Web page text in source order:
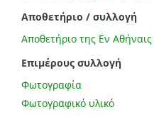
Αποθετήριο / συλλογή
Αποθετήριο της Εν Αθήναις
Επιμέρους συλλογή
Φωτογραφία
Φωτογραφικό υλικό